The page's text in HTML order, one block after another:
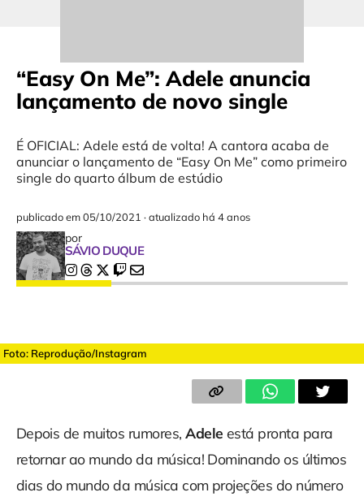
“Easy On Me”: Adele anuncia
lançamento de novo single
É OFICIAL: Adele está de volta! A cantora acaba de
anunciar o lançamento de “Easy On Me” como primeiro
single do quarto álbum de estúdio
publicado em05/10/2021 ·atualizado há 4 anos
por
SÁVIO DUQUE
Foto: Reprodução/Instagram
Depois de muitos rumores,Adele está pronta para
retornar ao mundo da música! Dominando os últimos
dias do mundo da música com projeções do número